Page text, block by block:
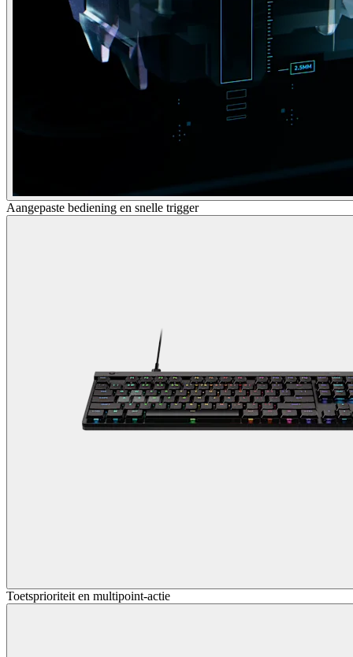
Aangepaste bediening en snelle trigger
Toetsprioriteit en multipoint-actie